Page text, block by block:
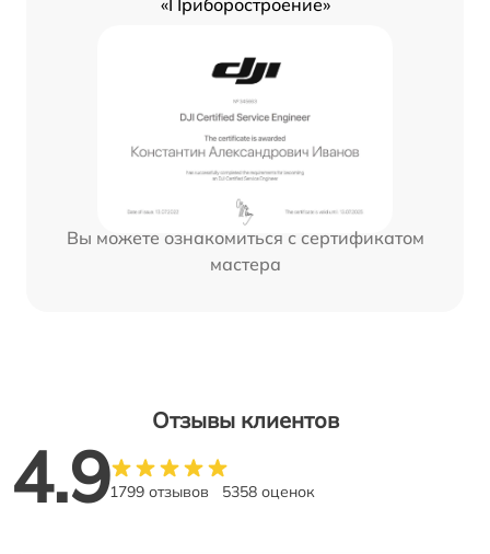
«Приборостроение»
Вы можете ознакомиться с сертификатом
мастера
Отзывы клиентов
4.91799 отзывов 5358 оценок